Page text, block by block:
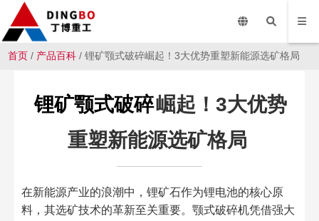
首页 / 产品百科 / 锂矿颚式破碎崛起！3大优势重塑新能源选矿格局
锂矿颚式破碎崛起！3大优势
重塑新能源选矿格局
在新能源产业的浪潮中，锂矿石作为锂电池的核心原
料，其选矿技术的革新至关重要。颚式破碎机凭借强大